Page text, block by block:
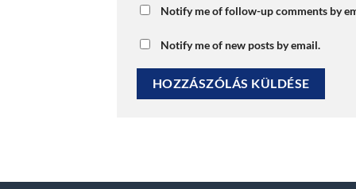
Notify me of follow-up comments by
Notify me of new posts by email.